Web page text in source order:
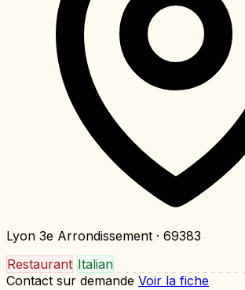
Lyon 3e Arrondissement · 69383
Restaurant Italian
Contact sur demande Voir la fiche